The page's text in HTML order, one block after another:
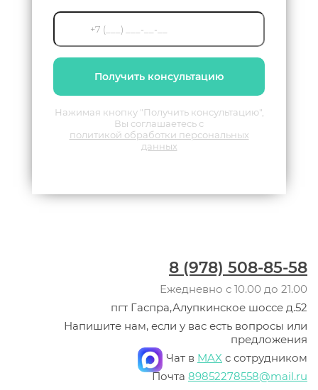
Получить консультацию
Нажимая кнопку "Получить консультацию",
Вы соглашаетесь с
политикой обработки персональных
данных
8 (978) 508-85-58
Ежедневно с 10.00 до 21.00
пгт Гаспра,Алупкинское шоссе д.52
Напишите нам, если у вас есть вопросы или
предложения
Чат в MAX с сотрудником
Почта 89852278558@mail.ru